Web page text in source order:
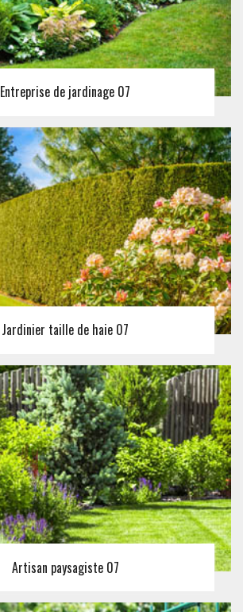
Entreprise de jardinage 07
Jardinier taille de haie 07
Artisan paysagiste 07